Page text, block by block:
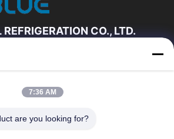
CO., LTD.
私達について
品質管理
7:36 AM
are you looking for?